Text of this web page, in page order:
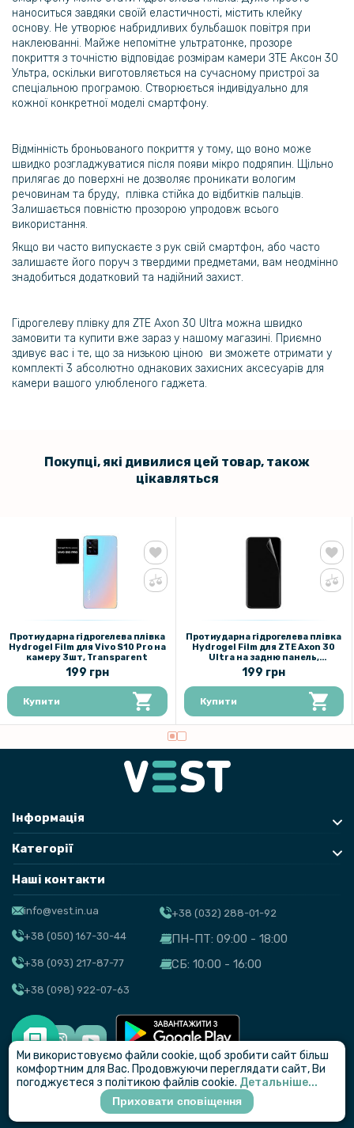
наноситься завдяки своїй еластичності, містить клейку
основу. Не утворює набридливих бульбашок повітря при
наклеюванні. Майже непомітне ультратонке, прозоре
покриття з точністю відповідає розмірам камери ЗТЕ Аксон 30
Ультра, оскільки виготовляється на сучасному пристрої за
спеціальною програмою. Створюється індивідуально для
кожної конкретної моделі смартфону.
Відмінність броньованого покриття у тому, що воно може
швидко розгладжуватися після появи мікро подряпин. Щільно
прилягає до поверхні не дозволяє проникати вологим
речовинам та бруду, плівка стійка до відбитків пальців.
Залишається повністю прозорою упродовж всього
використання.
Якщо ви часто випускаєте з рук свій смартфон, або часто
залишаєте його поруч з твердими предметами, вам неодмінно
знадобиться додатковий та надійний захист.
Гідрогелеву плівку для ZTE Axon 30 Ultra можна швидко
замовити та купити вже зараз у нашому магазині. Приємно
здивує вас і те, що за низькою ціною ви зможете отримати у
комплекті 3 абсолютно однакових захисних аксесуарів для
камери вашого улюбленого гаджета.
Покупці, які дивилися цей товар, також
цікавляться
Протиударна гідрогелева плівка
Hydrogel Film для Vivo S10 Pro на
камеру 3шт, Transparent
199 грн
Купити
Протиударна гідрогелева плівка
Hydrogel Film для ZTE Axon 30
Ultra на задню панель,
Transparent
199 грн
Купити
Інформація
Категорії
Наші контакти
info@vest.in.ua
+38 (050) 167-30-44
+38 (093) 217-87-77
+38 (098) 922-07-63
+38 (032) 288-01-92
ПН-ПТ: 09:00 - 18:00
СБ: 10:00 - 16:00
© VEST
Ми використовуємо файли cookie, щоб зробити сайт більш
комфортним для Вас. Продовжуючи переглядати сайт, Ви
погоджуєтеся з політикою файлів cookie. Детальніше...
Приховати сповіщення